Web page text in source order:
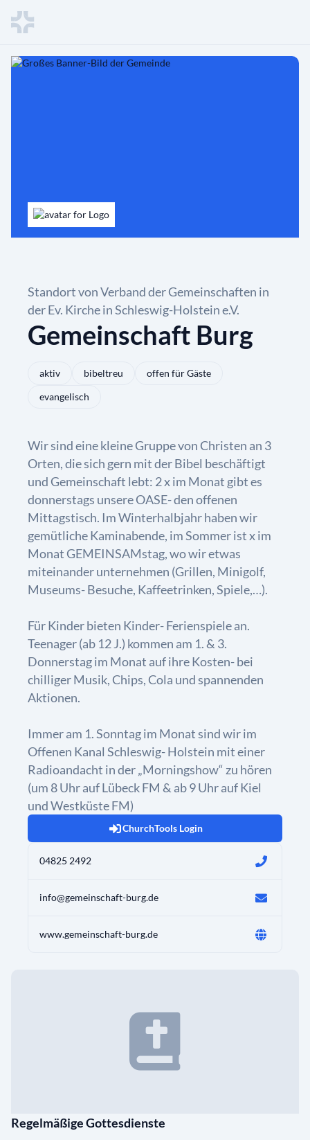
Standort von Verband der Gemeinschaften in
der Ev. Kirche in Schleswig-Holstein e.V.
Gemeinschaft Burg
aktiv bibeltreu
offen für Gäste
evangelisch
Wir sind eine kleine Gruppe von Christen an 3
Orten, die sich gern mit der Bibel beschäftigt
und Gemeinschaft lebt: 2 x im Monat gibt es
donnerstags unsere OASE- den offenen
Mittagstisch. Im Winterhalbjahr haben wir
gemütliche Kaminabende, im Sommer ist x im
Monat GEMEINSAMstag, wo wir etwas
miteinander unternehmen (Grillen, Minigolf,
Museums- Besuche, Kaffeetrinken, Spiele,…).
Für Kinder bieten Kinder- Ferienspiele an.
Teenager (ab 12 J.) kommen am 1. & 3.
Donnerstag im Monat auf ihre Kosten- bei
chilliger Musik, Chips, Cola und spannenden
Aktionen.
Immer am 1. Sonntag im Monat sind wir im
Offenen Kanal Schleswig- Holstein mit einer
Radioandacht in der „Morningshow“ zu hören
(um 8 Uhr auf Lübeck FM & ab 9 Uhr auf Kiel
und Westküste FM)
ChurchTools Login
04825 2492
info@gemeinschaft-burg.de
www.gemeinschaft-burg.de
Regelmäßige Gottesdienste